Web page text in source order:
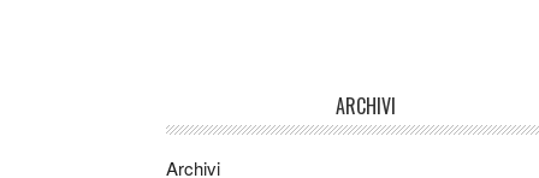
ARCHIVI
Archivi